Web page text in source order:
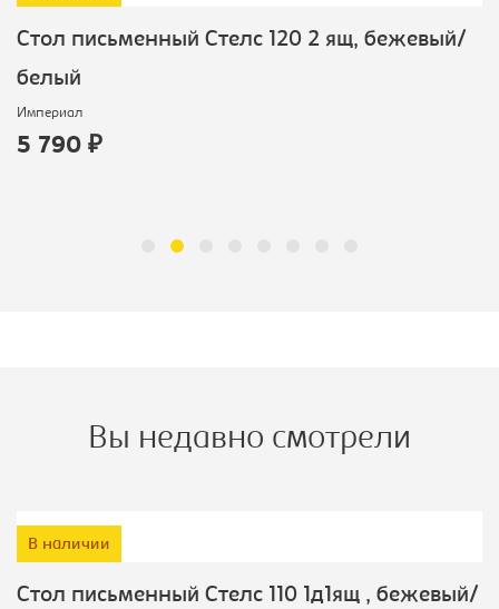
Cтол письменный Стелс 120 2 ящ, бежевый/
белый
Империал
5 790 ₽
Вы недавно смотрели
В наличии
Cтол письменный Стелс 110 1д1ящ , бежевый/